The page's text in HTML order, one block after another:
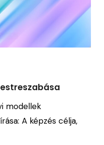
modellek
A képzés célja,